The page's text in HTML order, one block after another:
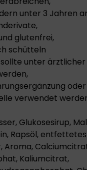
unter 3 Jahren
glutenfrei,
schütteln
unter
verwendet
Glukosesirup,
Rapsöl, entfettetes
Aroma,
Kaliumcitrat,